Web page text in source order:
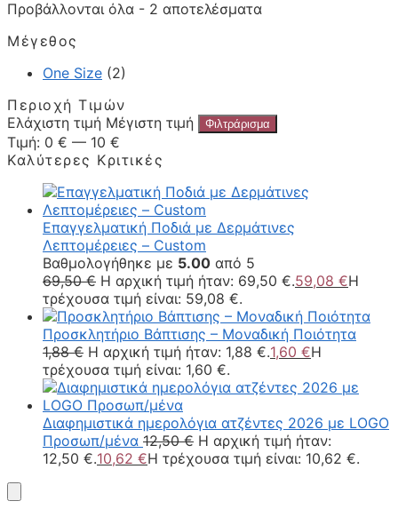
Προβάλλονται όλα - 2 αποτελέσματα
Μέγεθος
One Size (2)
Περιοχή Τιμών
Ελάχιστη τιμή Μέγιστη τιμή Φιλτράρισμα
Τιμή: 0 € — 10 €
Καλύτερες Κριτικές
Επαγγελματική Ποδιά με Δερμάτινες
Λεπτομέρειες – Custom
Βαθμολογήθηκε με 5.00 από 5
69,50€ Η αρχική τιμή ήταν: 69,50 €.59,08 €Η
τρέχουσα τιμή είναι: 59,08 €.
Προσκλητήριο Βάπτισης – Μοναδική Ποιότητα
1,88€ Η αρχική τιμή ήταν: 1,88 €.1,60 €Η
τρέχουσα τιμή είναι: 1,60 €.
Διαφημιστικά ημερολόγια ατζέντες 2026 με LOGO
Προσωπ/μένα 12,50€ Η αρχική τιμή ήταν:
12,50 €.10,62 €Η τρέχουσα τιμή είναι: 10,62 €.